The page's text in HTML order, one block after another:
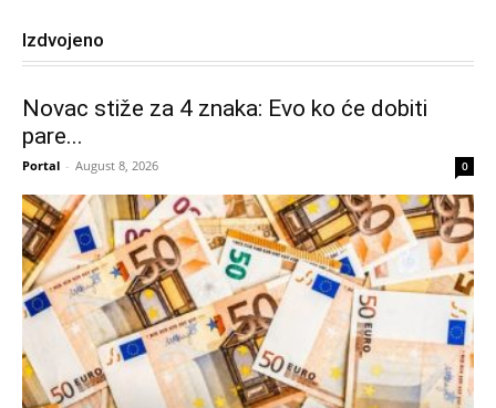
Izdvojeno
Novac stiže za 4 znaka: Evo ko će dobiti
pare...
Portal - August 8, 2026 0